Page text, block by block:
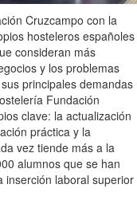
Cruzcampo con la
hosteleros españoles
consideran más
y los problemas
principales demandas
Fundación
clave: la actualización
práctica y la
vez tiende más a la
alumnos que se han
inserción laboral superior